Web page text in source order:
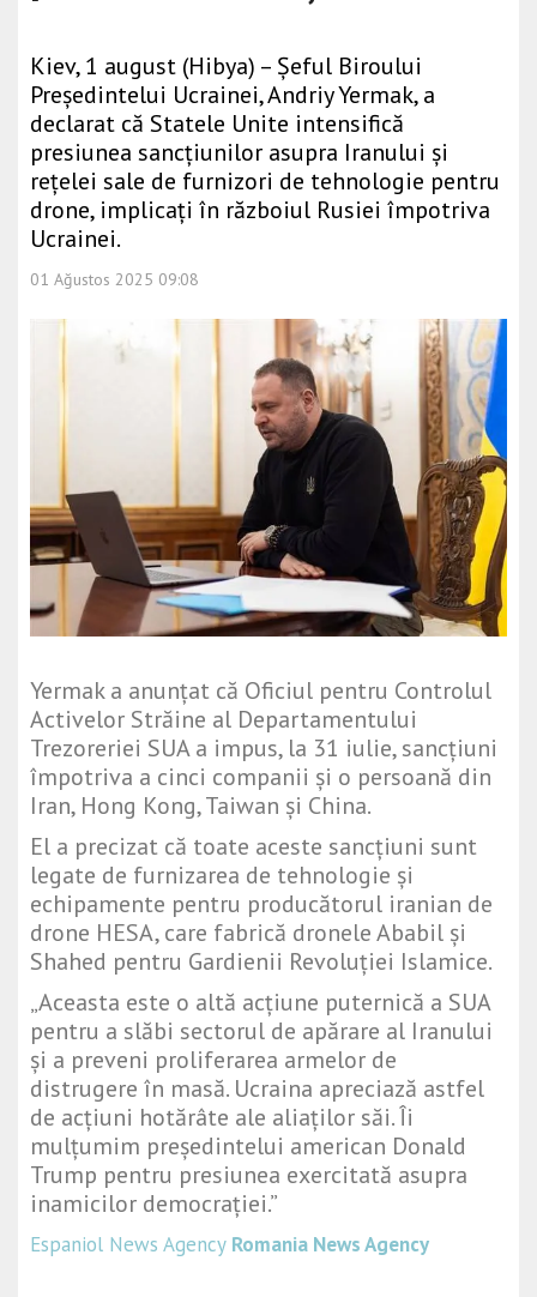
Kiev, 1 august (Hibya) – Șeful Biroului
Președintelui Ucrainei, Andriy Yermak, a
declarat că Statele Unite intensifică
presiunea sancțiunilor asupra Iranului și
rețelei sale de furnizori de tehnologie pentru
drone, implicați în războiul Rusiei împotriva
Ucrainei.
01 Ağustos 2025 09:08
Yermak a anunțat că Oficiul pentru Controlul
Activelor Străine al Departamentului
Trezoreriei SUA a impus, la 31 iulie, sancțiuni
împotriva a cinci companii și o persoană din
Iran, Hong Kong, Taiwan și China.
El a precizat că toate aceste sancțiuni sunt
legate de furnizarea de tehnologie și
echipamente pentru producătorul iranian de
drone HESA, care fabrică dronele Ababil și
Shahed pentru Gardienii Revoluției Islamice.
„Aceasta este o altă acțiune puternică a SUA
pentru a slăbi sectorul de apărare al Iranului
și a preveni proliferarea armelor de
distrugere în masă. Ucraina apreciază astfel
de acțiuni hotărâte ale aliaților săi. Îi
mulțumim președintelui american Donald
Trump pentru presiunea exercitată asupra
inamicilor democrației.”
Espaniol News Agency Romania News Agency